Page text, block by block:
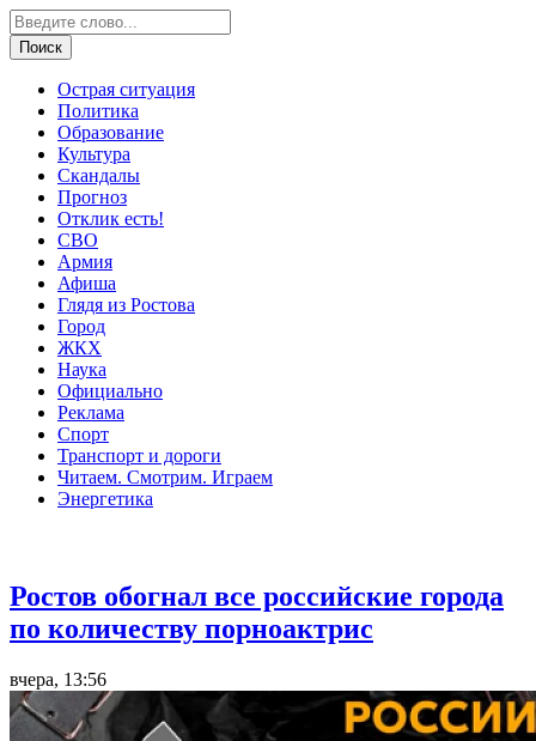
Острая ситуация
Политика
Образование
Культура
Скандалы
Прогноз
Отклик есть!
СВО
Армия
Афиша
Глядя из Ростова
Город
ЖКХ
Наука
Официально
Реклама
Спорт
Транспорт и дороги
Читаем. Смотрим. Играем
Энергетика
Ростов обогнал все российские города
по количеству порноактрис
вчера, 13:56